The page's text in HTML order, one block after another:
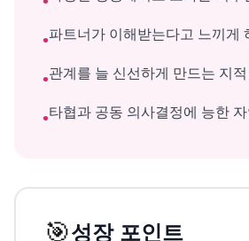
•파트너가 이해받는다고 느끼게
•관계를 늘 신선하게 만드는 지
•타협과 공동 의사결정에 능한
🎯성장 포인트